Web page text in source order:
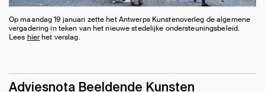
Op maandag 19 januari zette het Antwerps Kunstenoverleg de algemene
vergadering in teken van het nieuwe stedelijke ondersteuningsbeleid.
Lees hierhet verslag.
Adviesnota Beeldende Kunsten